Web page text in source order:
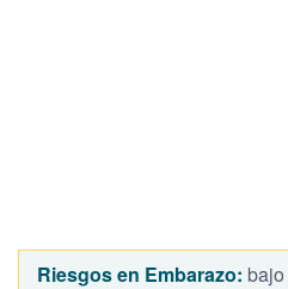
Riesgos en Embarazo: bajo